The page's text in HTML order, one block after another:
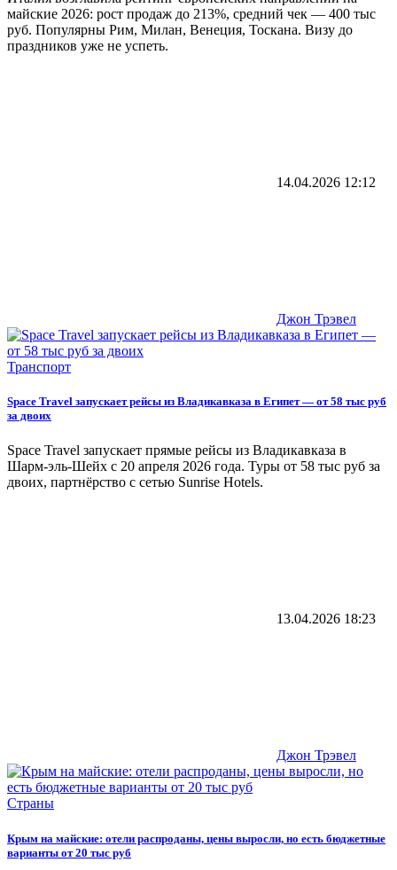
майские 2026: рост продаж до 213%, средний чек — 400 тыс
руб. Популярны Рим, Милан, Венеция, Тоскана. Визу до
праздников уже не успеть.
14.04.2026 12:12
Джон Трэвел
Транспорт
Space Travel запускает рейсы из Владикавказа в Египет — от 58 тыс руб
за двоих
Space Travel запускает прямые рейсы из Владикавказа в
Шарм-эль-Шейх с 20 апреля 2026 года. Туры от 58 тыс руб за
двоих, партнёрство с сетью Sunrise Hotels.
13.04.2026 18:23
Джон Трэвел
Страны
Крым на майские: отели распроданы, цены выросли, но есть бюджетные
варианты от 20 тыс руб